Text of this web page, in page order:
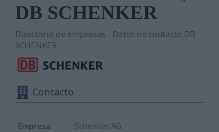
DB SCHENKER
Directorio de empresas - Datos de contacto DB
SCHENKER
Contacto
Empresa
Schenker AG